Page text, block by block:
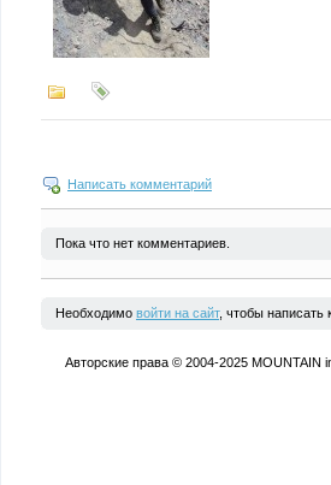
Написать комментарий
Пока что нет комментариев.
Необходимо войти на сайт, чтобы написать
Авторские права © 2004-2025 MOUNTAIN